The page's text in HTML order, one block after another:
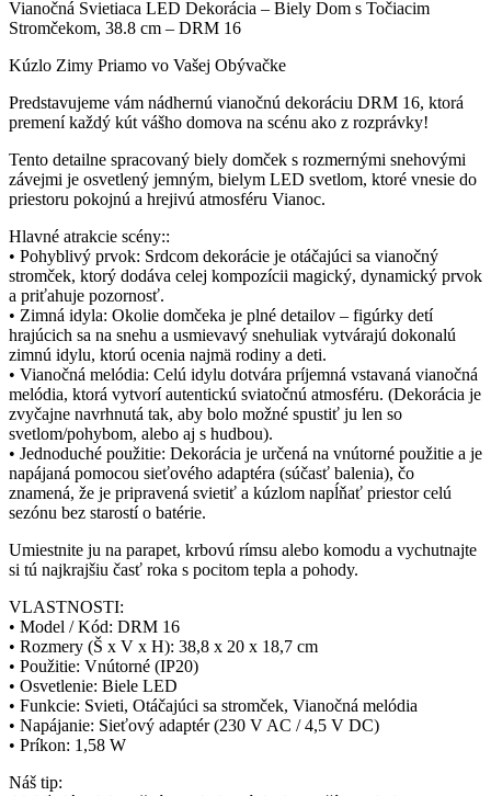
Vianočná Svietiaca LED Dekorácia – Biely Dom s Točiacim
Stromčekom, 38.8 cm – DRM 16
Kúzlo Zimy Priamo vo Vašej Obývačke
Predstavujeme vám nádhernú vianočnú dekoráciu DRM 16, ktorá
premení každý kút vášho domova na scénu ako z rozprávky!
Tento detailne spracovaný biely domček s rozmernými snehovými
závejmi je osvetlený jemným, bielym LED svetlom, ktoré vnesie do
priestoru pokojnú a hrejivú atmosféru Vianoc.
Hlavné atrakcie scény::
• Pohyblivý prvok: Srdcom dekorácie je otáčajúci sa vianočný
stromček, ktorý dodáva celej kompozícii magický, dynamický prvok
a priťahuje pozornosť.
• Zimná idyla: Okolie domčeka je plné detailov – figúrky detí
hrajúcich sa na snehu a usmievavý snehuliak vytvárajú dokonalú
zimnú idylu, ktorú ocenia najmä rodiny a deti.
• Vianočná melódia: Celú idylu dotvára príjemná vstavaná vianočná
melódia, ktorá vytvorí autentickú sviatočnú atmosféru. (Dekorácia je
zvyčajne navrhnutá tak, aby bolo možné spustiť ju len so
svetlom/pohybom, alebo aj s hudbou).
• Jednoduché použitie: Dekorácia je určená na vnútorné použitie a je
napájaná pomocou sieťového adaptéra (súčasť balenia), čo
znamená, že je pripravená svietiť a kúzlom napĺňať priestor celú
sezónu bez starostí o batérie.
Umiestnite ju na parapet, krbovú rímsu alebo komodu a vychutnajte
si tú najkrajšiu časť roka s pocitom tepla a pohody.
VLASTNOSTI:
• Model / Kód: DRM 16
• Rozmery (Š x V x H): 38,8 x 20 x 18,7 cm
• Použitie: Vnútorné (IP20)
• Osvetlenie: Biele LED
• Funkcie: Svieti, Otáčajúci sa stromček, Vianočná melódia
• Napájanie: Sieťový adaptér (230 V AC / 4,5 V DC)
• Príkon: 1,58 W
Náš tip: